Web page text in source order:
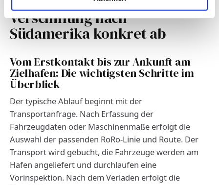
Verschiffung nach
Südamerika konkret ab
Vom Erstkontakt bis zur Ankunft am
Zielhafen: Die wichtigsten Schritte im
Überblick
Der typische Ablauf beginnt mit der
Transportanfrage. Nach Erfassung der
Fahrzeugdaten oder Maschinenmaße erfolgt die
Auswahl der passenden RoRo-Linie und Route. Der
Transport wird gebucht, die Fahrzeuge werden am
Hafen angeliefert und durchlaufen eine
Vorinspektion. Nach dem Verladen erfolgt die